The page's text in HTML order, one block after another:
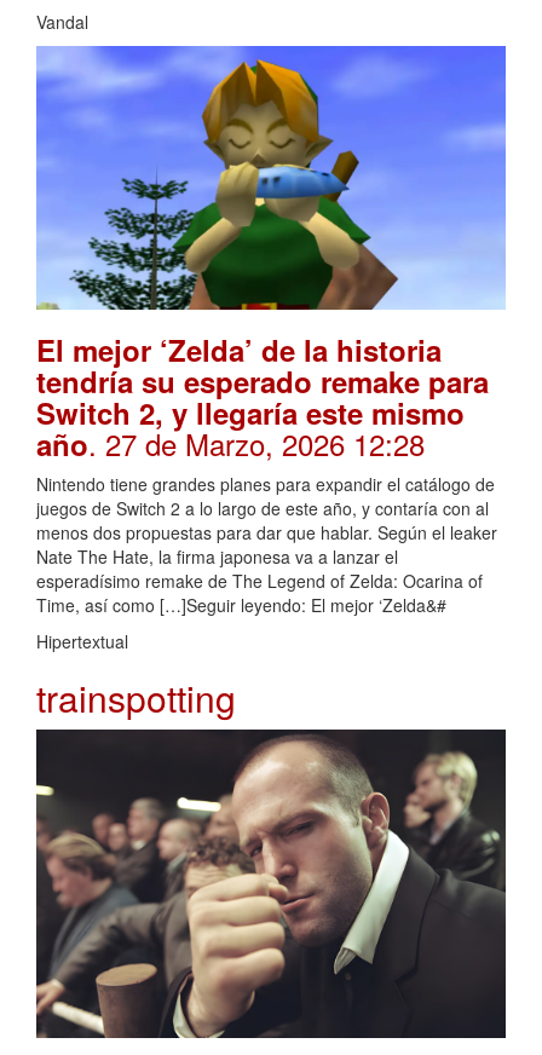
Vandal
El mejor ‘Zelda’ de la historia
tendría su esperado remake para
Switch 2, y llegaría este mismo
año. 27 de Marzo, 2026 12:28
Nintendo tiene grandes planes para expandir el catálogo de
juegos de Switch 2 a lo largo de este año, y contaría con al
menos dos propuestas para dar que hablar. Según el leaker
Nate The Hate, la firma japonesa va a lanzar el
esperadísimo remake de The Legend of Zelda: Ocarina of
Time, así como […]Seguir leyendo: El mejor ‘Zelda&#
Hipertextual
trainspotting